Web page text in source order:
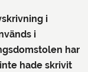
i
i
har
hade skrivit